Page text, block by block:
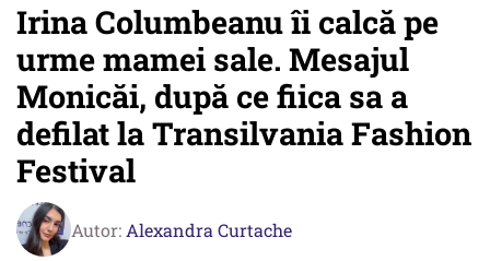
Irina Columbeanu îi calcă pe
urme mamei sale. Mesajul
Monicăi, după ce fiica sa a
defilat la Transilvania Fashion
Festival
Autor: Alexandra Curtache